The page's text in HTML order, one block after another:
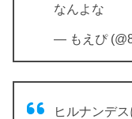
なんよな
— もえぴ
ヒルナンデ